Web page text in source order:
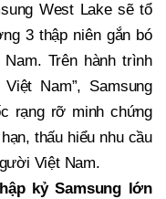
West Lake sẽ tổ
3 thập niên gắn bó
Trên hành trình
Nam”, Samsung
rạng rỡ minh chứng
thấu hiểu nhu cầu
Việt Nam.
kỷ Samsung lớn